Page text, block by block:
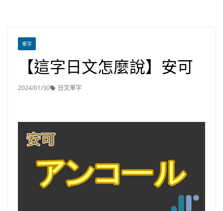
單字
【這字日文怎麼說】安可
2024/01/30 日文單字